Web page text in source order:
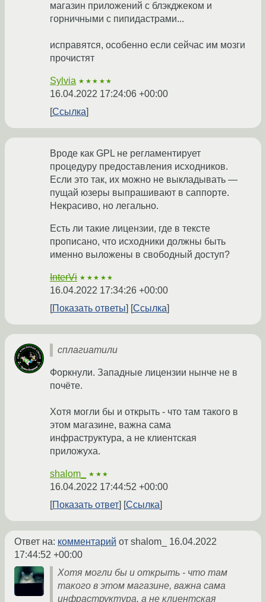
магазин приложений с блэкджеком и
горничными с пипидастрами...
исправятся, особенно если сейчас им мозги
прочистят
Sylvia ★★★★★
16.04.2022 17:24:06 +00:00
Ссылка
Вроде как GPL не регламентирует
процедуру предоставления исходников.
Если это так, их можно не выкладывать —
пущай юзеры выпрашивают в саппорте.
Некрасиво, но легально.
Есть ли такие лицензии, где в тексте
прописано, что исходники должны быть
именно выложены в свободный доступ?
InterVi ★★★★★
16.04.2022 17:34:26 +00:00
Показать ответы
Ссылка
сплагиатили
Форкнули. Западные лицензии нынче не в
почёте.
Хотя могли бы и открыть - что там такого в
этом магазине, важна сама
инфраструктура, а не клиентская
приложуха.
shalom_ ★★★
16.04.2022 17:44:52 +00:00
Показать ответ
Ссылка
Ответ на: комментарий от shalom_ 16.04.2022
17:44:52 +00:00
Хотя могли бы и открыть - что там
такого в этом магазине, важна сама
инфраструктура, а не клиентская